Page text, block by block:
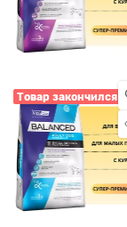
Товар закончился